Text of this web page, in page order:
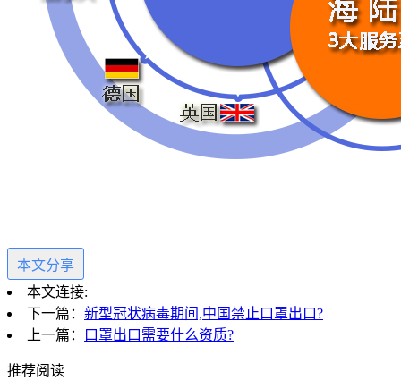
本文分享
本文连接:
下一篇： 新型冠状病毒期间,中国禁止口罩出口?
上一篇：
口罩出口需要什么资质?
推荐阅读